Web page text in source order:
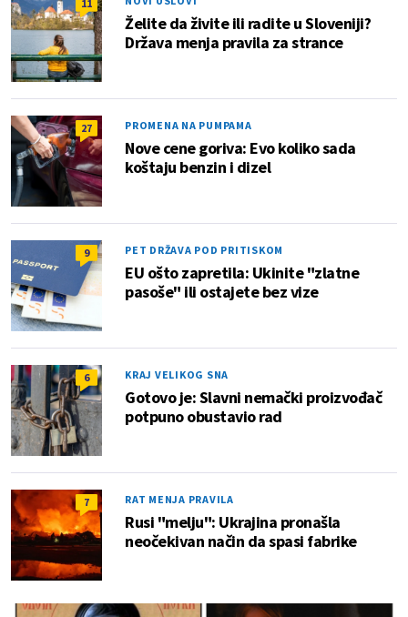
11
Želite da živite ili radite u Sloveniji?
Država menja pravila za strance
27 PROMENA NA PUMPAMA
Nove cene goriva: Evo koliko sada
koštaju benzin i dizel
9 PET DRŽAVA POD PRITISKOM
EU ošto zapretila: Ukinite "zlatne
pasoše" ili ostajete bez vize
6 KRAJ VELIKOG SNA
Gotovo je: Slavni nemački proizvođač
potpuno obustavio rad
7 RAT MENJA PRAVILA
Rusi "melju": Ukrajina pronašla
neočekivan način da spasi fabrike